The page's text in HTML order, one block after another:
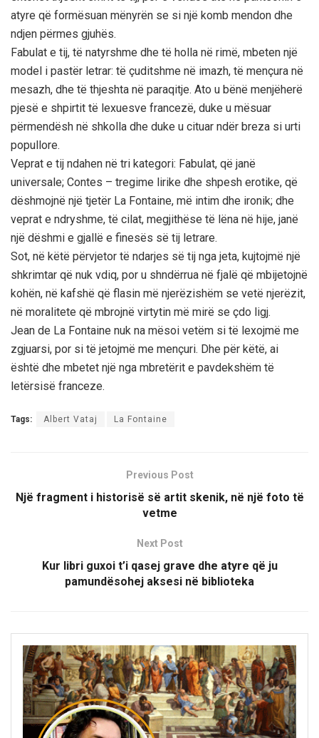
atyre që formësuan mënyrën se si një komb mendon dhe
ndjen përmes gjuhës.
Fabulat e tij, të natyrshme dhe të holla në rimë, mbeten një
model i pastër letrar: të çuditshme në imazh, të mençura në
mesazh, dhe të thjeshta në paraqitje. Ato u bënë menjëherë
pjesë e shpirtit të lexuesve francezë, duke u mësuar
përmendësh në shkolla dhe duke u cituar ndër breza si urti
popullore.
Veprat e tij ndahen në tri kategori: Fabulat, që janë
universale; Contes – tregime lirike dhe shpesh erotike, që
dëshmojnë një tjetër La Fontaine, më intim dhe ironik; dhe
veprat e ndryshme, të cilat, megjithëse të lëna në hije, janë
një dëshmi e gjallë e finesës së tij letrare.
Sot, në këtë përvjetor të ndarjes së tij nga jeta, kujtojmë një
shkrimtar që nuk vdiq, por u shndërrua në fjalë që mbijetojnë
kohën, në kafshë që flasin më njerëzishëm se vetë njerëzit,
në moralitete që mbrojnë virtytin më mirë se çdo ligj.
Jean de La Fontaine nuk na mësoi vetëm si të lexojmë me
zgjuarsi, por si të jetojmë me mençuri. Dhe për këtë, ai
është dhe mbetet një nga mbretërit e pavdekshëm të
letërsisë franceze.
Tags: Albert Vataj La Fontaine
Previous Post
Një fragment i historisë së artit skenik, në një foto të
vetme
Next Post
Kur libri guxoi t’i qasej grave dhe atyre që ju
pamundësohej aksesi në biblioteka